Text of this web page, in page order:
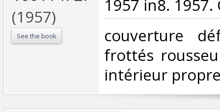
(1957)
See the book
1957 in8.
‎couverture
frottés
intérieur